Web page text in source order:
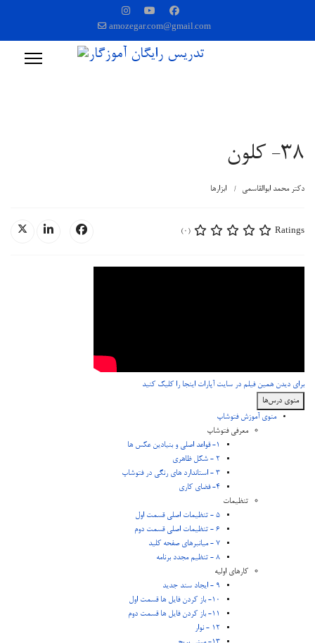
amozegar.com@gmail.com
38- کلون
دکتر محمد ابوالقاسمی ابزارها
Ratings
(0)
برای دیدن همین فیلم در سایت آپارات اینجا را کلیک کنید
منوی درس‌ها
منوی آموزش فتوشاپ
معرفی فتوشاپ
1- قواعد اصلی و بنیادین عکس ها
2 - شکل ظاهری
3 - استاندارد های رنگی در فتوشاپ
4- فضای کاری
تنظیمات
5 - تنظیمات اصلی قسمت اول
6 - تنظیمات اصلی قسمت دوم
7 - میانبرهای صفحه کلید
8 - تنظیم مجدد برنامه
کارهای اولیه
9 - ایجاد سند جدید
10- باز کردن فایل ها قسمت اول
11- باز کردن فایل ها قسمت دوم
12 - نوار